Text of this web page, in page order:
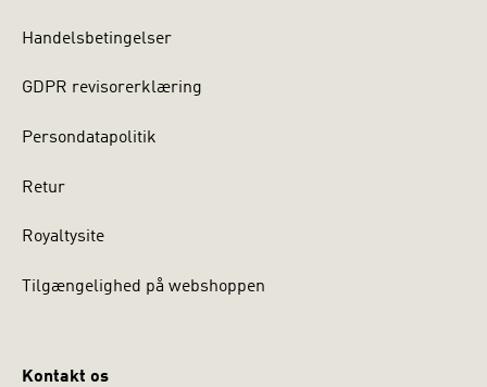
Handelsbetingelser
GDPR revisorerklæring
Persondatapolitik
Retur
Royaltysite
Tilgængelighed på webshoppen
Kontakt os